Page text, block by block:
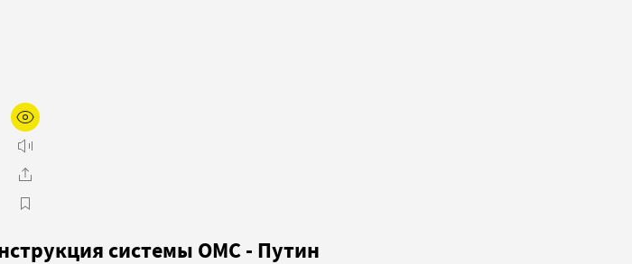
системы ОМС - Путин